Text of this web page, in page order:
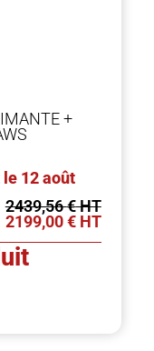
+
12 août
2439,56€
2199,00€